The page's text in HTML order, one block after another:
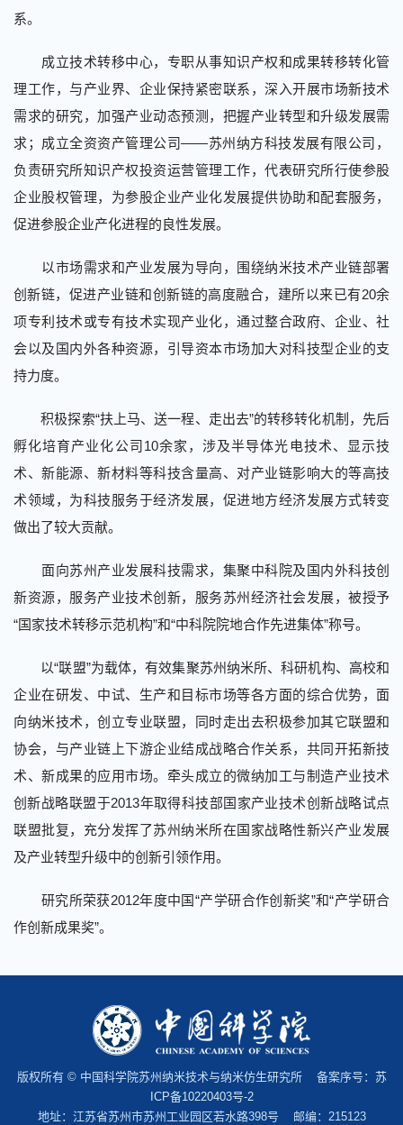
系。
成立技术转移中心，专职从事知识产权和成果转移转化管
理工作，与产业界、企业保持紧密联系，深入开展市场新技术
需求的研究，加强产业动态预测，把握产业转型和升级发展需
求；成立全资资产管理公司——苏州纳方科技发展有限公司，
负责研究所知识产权投资运营管理工作，代表研究所行使参股
企业股权管理，为参股企业产业化发展提供协助和配套服务，
促进参股企业产化进程的良性发展。
以市场需求和产业发展为导向，围绕纳米技术产业链部署
创新链，促进产业链和创新链的高度融合，建所以来已有20余
项专利技术或专有技术实现产业化，通过整合政府、企业、社
会以及国内外各种资源，引导资本市场加大对科技型企业的支
持力度。
积极探索“扶上马、送一程、走出去”的转移转化机制，先后
孵化培育产业化公司10余家，涉及半导体光电技术、显示技
术、新能源、新材料等科技含量高、对产业链影响大的等高技
术领域，为科技服务于经济发展，促进地方经济发展方式转变
做出了较大贡献。
面向苏州产业发展科技需求，集聚中科院及国内外科技创
新资源，服务产业技术创新，服务苏州经济社会发展，被授予
“国家技术转移示范机构”和“中科院院地合作先进集体”称号。
以“联盟”为载体，有效集聚苏州纳米所、科研机构、高校和
企业在研发、中试、生产和目标市场等各方面的综合优势，面
向纳米技术，创立专业联盟，同时走出去积极参加其它联盟和
协会，与产业链上下游企业结成战略合作关系，共同开拓新技
术、新成果的应用市场。牵头成立的微纳加工与制造产业技术
创新战略联盟于2013年取得科技部国家产业技术创新战略试点
联盟批复，充分发挥了苏州纳米所在国家战略性新兴产业发展
及产业转型升级中的创新引领作用。
研究所荣获2012年度中国“产学研合作创新奖”和“产学研合
作创新成果奖”。
版权所有 © 中国科学院苏州纳米技术与纳米仿生研究所 备案序号： 苏
ICP备10220403号-2
地址：江苏省苏州市苏州工业园区若水路398号 邮编：215123